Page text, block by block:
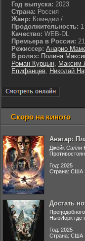
Год выпуска: 2023
Страна: Россия
Жанр: Комедии / .
Продолжительность:
Качество: WEB-DL
Премьера в России:
Режиссер: Анарио
В ролях: Полина
Роман Курцын, Максим
Епифанцев, Николай
Скоро на киного
Аватар:
Джейк Салли
Год: 2025
Страна: США
Достать
НьюЙорк где
Год: 2025
Страна: США